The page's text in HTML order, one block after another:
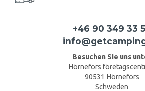
+46 90 349 33
Besuchen Sie uns
Hörnefors
90531 Hörnefors
Schweden